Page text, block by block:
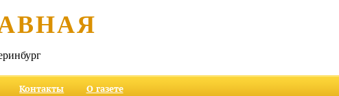
Контакты О газете